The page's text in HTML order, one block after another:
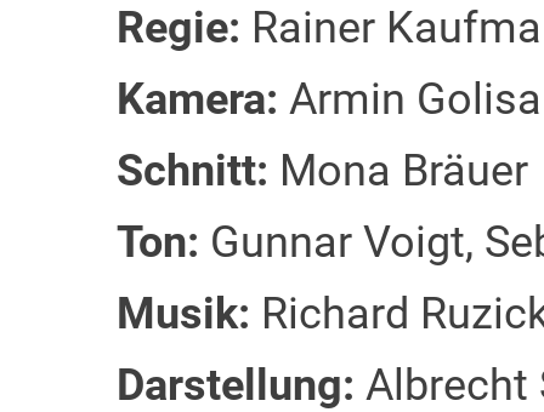
Regie: Rainer
Kamera: Armin
Schnitt: Mona Bräuer
Ton: Gunnar Voigt,
Musik: Richard
Darstellung: Albrecht